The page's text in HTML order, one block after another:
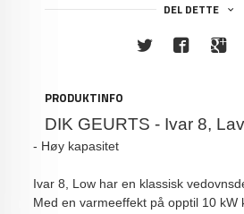
DEL DETTE
PRODUKTINFO
DIK GEURTS - Ivar 8, Lav
- Høy kapasitet
Ivar 8, Low har en klassisk
Med en varmeeffekt på opptil 10